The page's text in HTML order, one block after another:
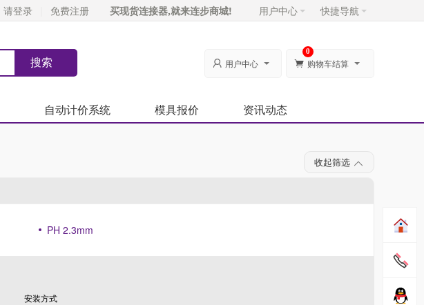
请登录 免费注册 买现货连接器,就来连步商城! 用户中心 快捷导航
 用户中心  购物车结算
0
自动计价系统 模具报价 资讯动态
收起筛选
PH 2.3mm
安装方式